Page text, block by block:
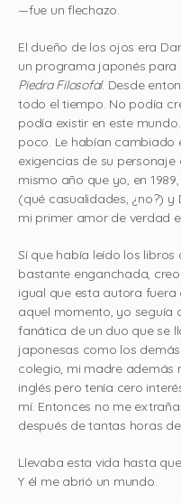
—fue un flechazo.
El dueño de los ojos era
un programa japonés
Piedra Filosofal. Desde
todo el tiempo. No podía
podía existir en este
poco. Le habían cambiado
exigencias de su personaje
mismo año que yo, en
(qué casualidades, ¿no?) y
mi primer amor de verdad
Sí que había leído los libros
bastante enganchada,
igual que esta autora fuera
aquel momento, yo seguía
fanática de un duo que se
japonesas como los
colegio, mi madre
inglés pero tenía cero
mí. Entonces no me
después de tantas horas
Llevaba esta vida hasta
Y él me abrió un mundo.